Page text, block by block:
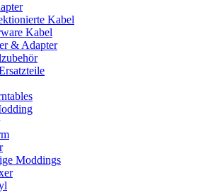
Kabel
Kabel
& Adapter
Moddings